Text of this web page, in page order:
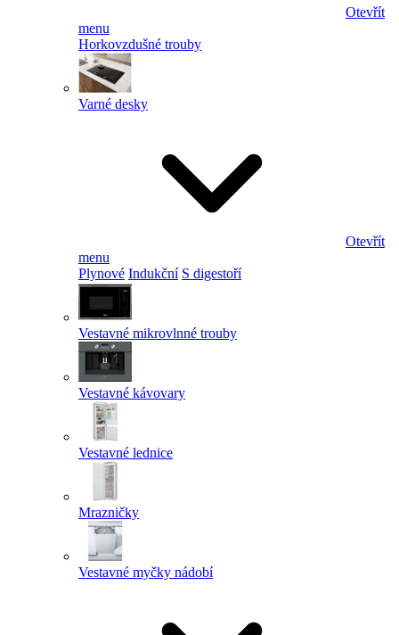
Otevřít
menu
Horkovzdušné trouby
Varné desky
Otevřít
menu
Plynové Indukční S digestoří
Vestavné mikrovlnné trouby
Vestavné kávovary
Vestavné lednice
Mrazničky
Vestavné myčky nádobí